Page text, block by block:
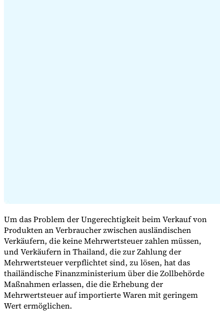
Um das Problem der Ungerechtigkeit beim Verkauf von
Produkten an Verbraucher zwischen ausländischen
Verkäufern, die keine Mehrwertsteuer zahlen müssen,
und Verkäufern in Thailand, die zur Zahlung der
Mehrwertsteuer verpflichtet sind, zu lösen, hat das
thailändische Finanzministerium über die Zollbehörde
Maßnahmen erlassen, die die Erhebung der
Mehrwertsteuer auf importierte Waren mit geringem
Wert ermöglichen.